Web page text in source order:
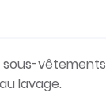
sous-vêtements
lavage.